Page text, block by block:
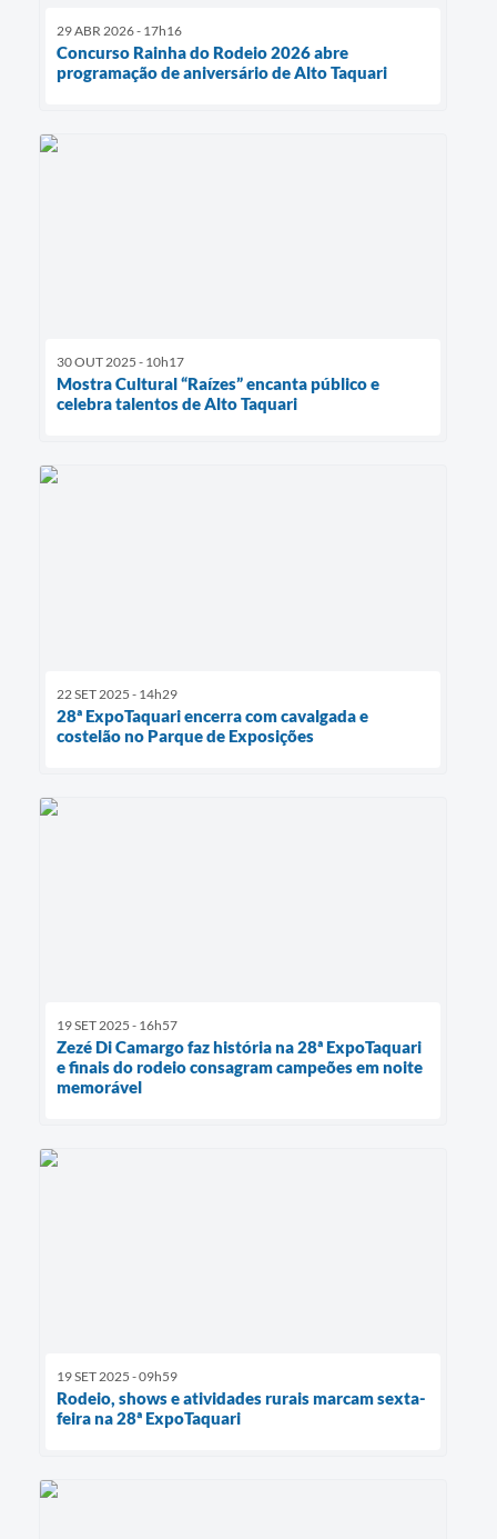
29 ABR 2026 - 17h16
Concurso Rainha do Rodeio 2026 abre
programação de aniversário de Alto Taquari
30 OUT 2025 - 10h17
Mostra Cultural “Raízes” encanta público e
celebra talentos de Alto Taquari
22 SET 2025 - 14h29
28ª ExpoTaquari encerra com cavalgada e
costelão no Parque de Exposições
19 SET 2025 - 16h57
Zezé Di Camargo faz história na 28ª ExpoTaquari
e finais do rodeio consagram campeões em noite
memorável
19 SET 2025 - 09h59
Rodeio, shows e atividades rurais marcam sexta-
feira na 28ª ExpoTaquari